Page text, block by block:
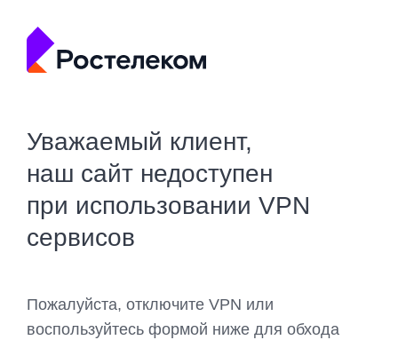
Уважаемый клиент,
наш сайт недоступен
при использовании VPN
сервисов
Пожалуйста, отключите VPN или
воспользуйтесь формой ниже для обхода